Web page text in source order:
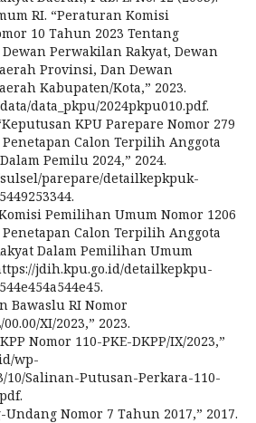
RI. “Peraturan Komisi
10 Tahun 2023 Tentang
Perwakilan Rakyat, Dewan
Provinsi, Dan Dewan
Kabupaten/Kota,” 2023.
data_pkpu/2024pkpu010.pdf.
KPU Parepare Nomor 279
Calon Terpilih Anggota
Pemilu 2024,” 2024.
parepare/detailkepkpuk-
Pemilihan Umum Nomor 1206
Calon Terpilih Anggota
Dalam Pemilihan Umum
jdih.kpu.go.id/detailkepkpu-
Bawaslu RI Nomor
XI/2023,” 2023.
Nomor 110-PKE-DKPP/IX/2023,”
wp-
10/Salinan-Putusan-Perkara-110-
Nomor 7 Tahun 2017,” 2017.